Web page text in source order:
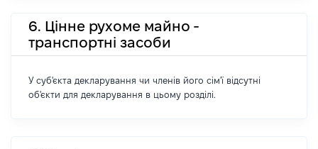
6. Цінне рухоме майно -
транспортні засоби
У суб'єкта декларування чи членів його сім'ї відсутні
об'єкти для декларування в цьому розділі.